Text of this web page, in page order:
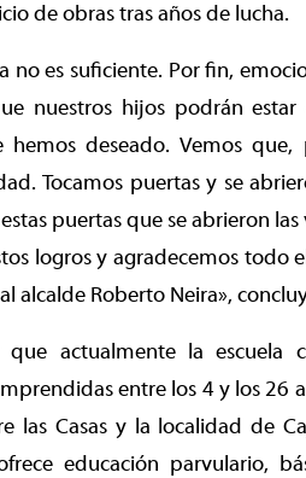
de obras tras años de lucha.
no es suficiente. Por fin,
nuestros hijos podrán
hemos deseado. Vemos
Tocamos puertas y se
puertas que se abrieron
logros y agradecemos todo
alcalde Roberto Neira»,
que actualmente la
entre los 4 y los 26
las Casas y la localidad de
educación parvulario,